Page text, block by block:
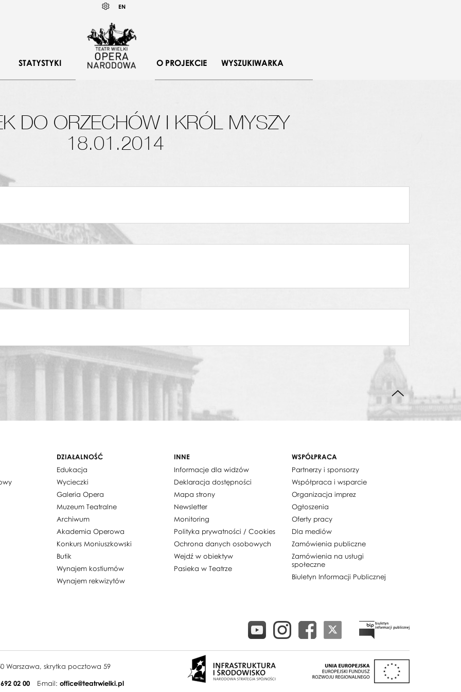
język
EN
STATYSTYKI O PROJEKCIE WYSZUKIWARKA
DO ORZECHÓW I KRÓL MYSZY
18.01.2014
DZIAŁALNOŚĆ
Edukacja
Wycieczki
Galeria Opera
Muzeum Teatralne
Archiwum
Akademia Operowa
Konkurs Moniuszkowski
Butik
Wynajem kostiumów
Wynajem rekwizytów
INNE
Informacje dla widzów
Deklaracja dostępności
Mapa strony
Newsletter
Monitoring
Polityka prywatności / Cookies
Ochrona danych osobowych
Wejdź w obiektyw
Pasieka w Teatrze
WSPÓŁPRACA
Partnerzy i sponsorzy
Współpraca i wsparcie
Organizacja imprez
Ogłoszenia
Oferty pracy
Dla mediów
Zamówienia publiczne
Zamówienia na usługi
społeczne
Biuletyn Informacji Publicznej
Warszawa, skrytka pocztowa 59
02 00 E-mail: office@teatrwielki.pl